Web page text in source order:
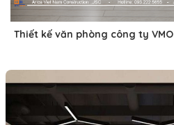
Thiết kế văn phòng công ty VMO